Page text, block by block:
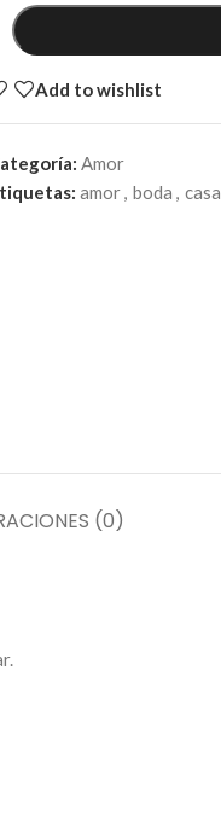
Add to wishlist
Amor
amor, boda ,
(0)